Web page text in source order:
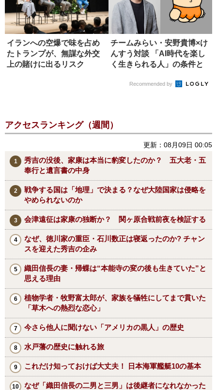
イランへの空爆で味を占め
たトランプが、無謀な外交
上の賭けに出るリスク
チームみらい・安野貴博×け
んすう対談 「AI時代を楽し
く生きられる人」の条件と
Recommended by
アクセスランキング（週間）
更新：08月09日 00:05
秀吉の没後、家康は本当に豹変したのか？ 五大老・五
奉行と遺言書の中身
戦争する国は「地理」で決まる？なぜ大陸国家は侵略を
やめられないのか
会津遠征は家康の独断か？ 関ヶ原合戦前夜を検証する
なぜ、徳川家の重臣・石川数正は寝返ったのか? チャン
スを迎えた秀吉の企み
織田信長の妻・帰蝶は“本能寺の変の後も生きていた”と
思える理由
植物学者・牧野富太郎が、家族を犠牲にしてまで貫いた
「草木への熱烈な恋心」
今さら他人に聞けない「アメリカの黒人」の歴史
水戸藩の歴史に触れる旅
これだけ知っておけば大丈夫！ 日本海軍艦艇10の基本
なぜ「織田信長の二男と三男」は後継者になれなかった